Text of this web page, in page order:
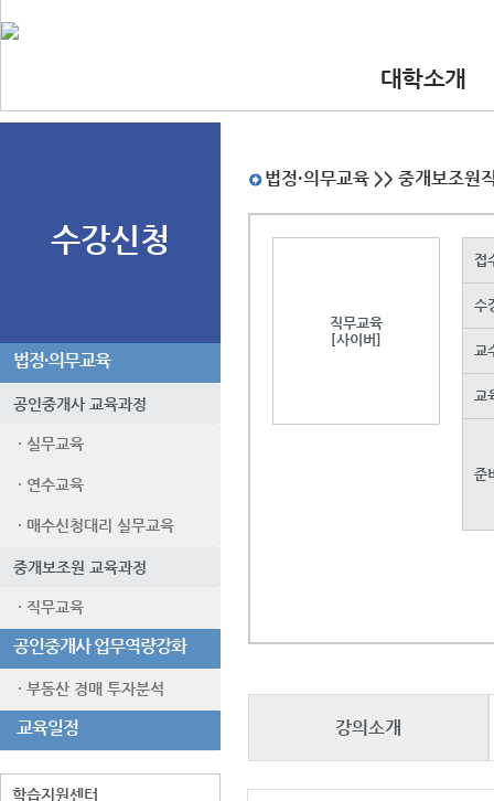
대학소개
•인사말
수강신청
법정·의무교육
공인중개사 교육과정
· 실무교육
· 연수교육
· 매수신청대리 실무교육
중개보조원 교육과정
· 직무교육
공인중개사 업무역량강화
· 부동산 경매 투자분석
교육일정
학습지원센터
법정·의무교육 >> 중개보조원
직무교육
[사이버]
접
수
교
교
준
강의소개